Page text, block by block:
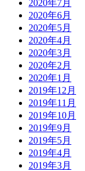
2020年7月
2020年6月
2020年5月
2020年4月
2020年3月
2020年2月
2020年1月
2019年12月
2019年11月
2019年10月
2019年9月
2019年5月
2019年4月
2019年3月